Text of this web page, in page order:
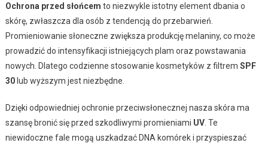
Ochrona przed słońcem to niezwykle istotny element dbania o
skórę, zwłaszcza dla osób z tendencją do przebarwień.
Promieniowanie słoneczne zwiększa produkcję melaniny, co może
prowadzić do intensyfikacji istniejących plam oraz powstawania
nowych. Dlatego codzienne stosowanie kosmetyków z filtrem SPF
30lub wyższym jest niezbędne.
Dzięki odpowiedniej ochronie przeciwsłonecznej nasza skóra ma
szansę bronić się przed szkodliwymi promieniami UV. Te
niewidoczne fale mogą uszkadzać DNA komórek i przyspieszać